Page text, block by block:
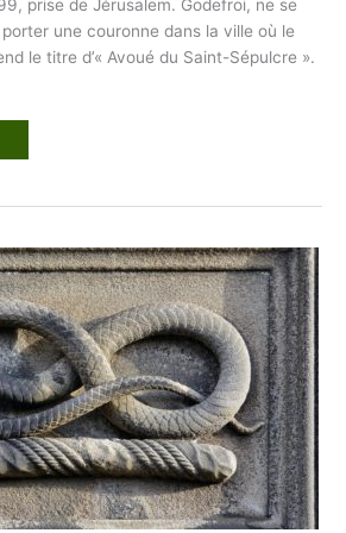
prise de Jérusalem. Godefroi, ne se
une couronne dans la ville où le
le titre d’« Avoué du Saint-Sépulcre ».